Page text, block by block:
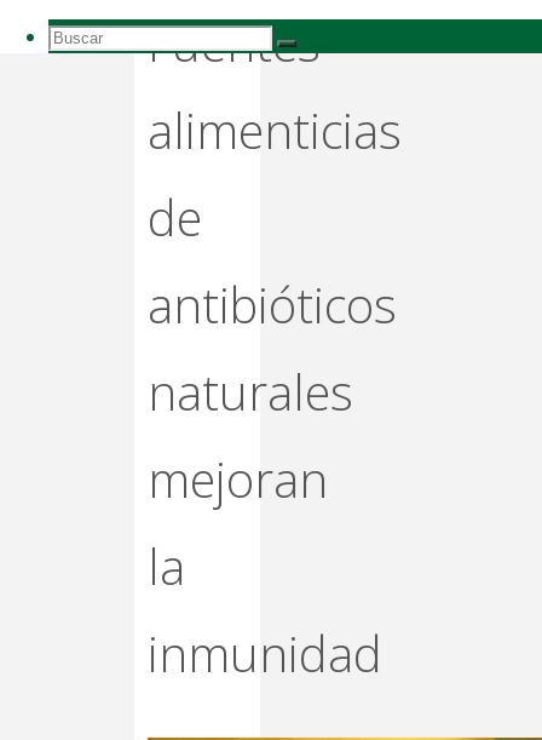
Buscar
Buscar:
Buscar
Fuentes
alimenticias
de
antibióticos
naturales
mejoran
la
inmunidad